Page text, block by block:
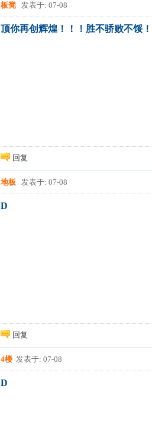
板凳 发表于: 07-08
顶你再创辉煌！！！胜不骄败不馁
回复
地板 发表于: 07-08
D
回复
4楼 发表于: 07-08
D